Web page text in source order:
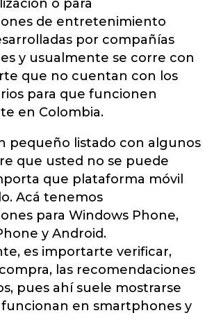
o para
de entretenimiento
por compañías
y usualmente se corre con
que no cuentan con los
para que funcionen
en Colombia.
pequeño listado con algunos
que usted no se puede
que plataforma móvil
Acá tenemos
para Windows Phone,
y Android.
es importarte verificar,
las recomendaciones
pues ahí suele mostrarse
en smartphones y